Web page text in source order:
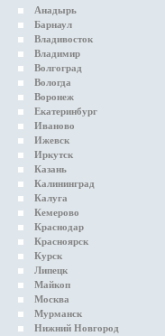
Анадырь
Барнаул
Владивосток
Владимир
Волгоград
Вологда
Воронеж
Екатеринбург
Иваново
Ижевск
Иркутск
Казань
Калининград
Калуга
Кемерово
Краснодар
Красноярск
Курск
Липецк
Майкоп
Москва
Мурманск
Нижний Новгород